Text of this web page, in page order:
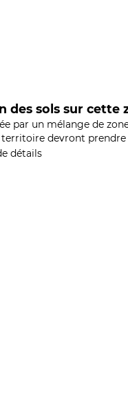
des sols sur cette
par un mélange de
devront prendre
détails